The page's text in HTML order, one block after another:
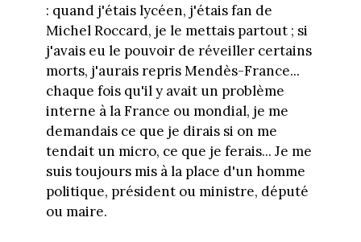
: quand j'étais lycéen, j'étais fan de
Michel Roccard, je le mettais partout ; si
j'avais eu le pouvoir de réveiller certains
morts, j'aurais repris Mendès-France...
chaque fois qu'il y avait un problème
interne à la France ou mondial, je me
demandais ce que je dirais si on me
tendait un micro, ce que je ferais... Je me
suis toujours mis à la place d'un homme
politique, président ou ministre, député
ou maire.